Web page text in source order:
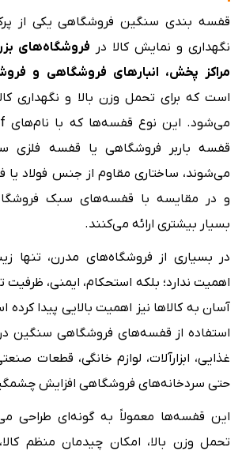
قفسه بندی سنگین فروشگاهی یکی از
نگهداری و نمایش کالا در فروشگاه‌های
مراکز پخش، انبارهای فروشگاهی و
است که برای تحمل وزن بالا و نگهداری
قفسه باربر فروشگاهی یا قفسه فلزی
می‌شوند، ساختاری مقاوم از جنس فولاد یا
و در مقایسه با قفسه‌های سبک
بسیار بیشتری ارائه می‌کنند.
در بسیاری از فروشگاه‌های مدرن، تنها
اهمیت ندارد؛ بلکه استحکام، ایمنی،
آسان به کالاها نیز اهمیت بالایی پیدا
استفاده از قفسه‌های فروشگاهی سنگین
غذایی، ابزارآلات، لوازم خانگی، قطعات
حتی سردخانه‌های فروشگاهی افزایش
این قفسه‌ها معمولاً به گونه‌ای طراحی
تحمل وزن بالا، امکان چیدمان منظم